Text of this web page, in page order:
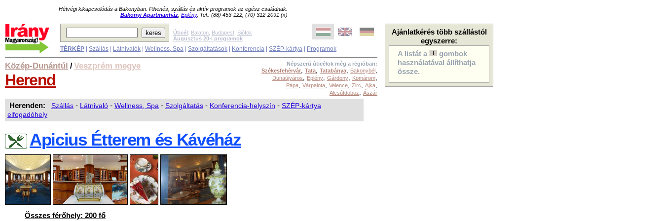
Hétvégi kikapcsolódás a Bakonyban. Pihenés, szállás és aktív programok az egész családnak.
Bakonyi Apartmanház Eplény, Tel.: (88) 453-122, (70) 312-2091 (x)
Ajánlatkérés több szállástól
egyszerre:
A listát a
gombok
használatával állíthatja
össze.
Úticél: Balaton Budapest Siófok
Augusztus 20-i programok
TÉRKÉP Szállás Látnivalók Wellness, Spa Szolgáltatások Konferencia SZÉP-kártya Programok
Népszerű úticélok még a régióban:
Székesfehérvár, Tata, Tatabánya, Bakonybél,
Dunaújváros, Eplény, Gárdony, Komárom,
Pápa, Várpalota, Velence, Zirc, Ajka,
Alcsútdoboz, Ászár
Közép-Dunántúl /Veszprém megye
Herend
Herenden: Szállás - Látnivaló - Wellness, Spa - Szolgáltatás - Konferencia-helyszín - SZÉP-kártya
elfogadóhely
Apicius Étterem és Kávéház
Összes férőhely: 200 fő